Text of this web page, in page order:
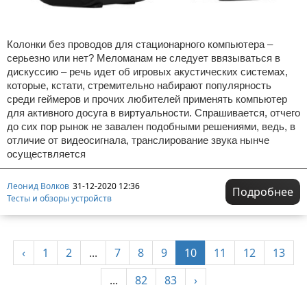
Колонки без проводов для стационарного компьютера –
серьезно или нет? Меломанам не следует ввязываться в
дискуссию – речь идет об игровых акустических системах,
которые, кстати, стремительно набирают популярность
среди геймеров и прочих любителей применять компьютер
для активного досуга в виртуальности. Спрашивается, отчего
до сих пор рынок не завален подобными решениями, ведь, в
отличие от видеосигнала, транслирование звука нынче
осуществляется
Леонид Волков 31-12-2020 12:36
Тесты и обзоры устройств
Подробнее
‹ 1 2 ... 7 8 9 10 11 12
13
...
82 83 ›